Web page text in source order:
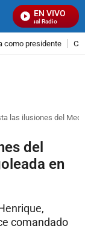
EN VIVO
Señal Visual Radio
como presidente
las ilusiones del
del
en
comandado